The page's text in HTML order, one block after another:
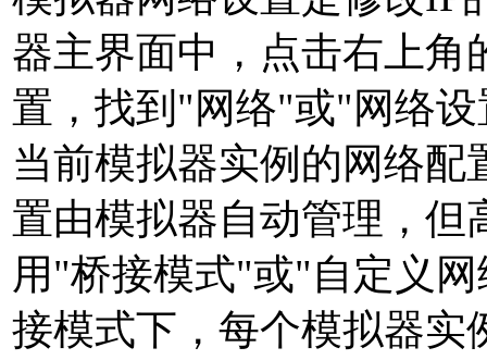
器主界面中，点击右上角
置，找到"网络"或"网络
当前模拟器实例的网络配
置由模拟器自动管理，但
用"桥接模式"或"自定义
接模式下，每个模拟器实